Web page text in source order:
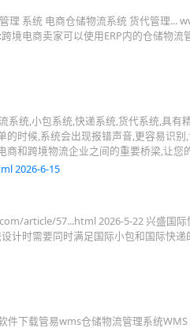
理 系统 电商仓储物流系统 货代管理...
境电商卖家可以使用ERP内的仓储物
系统,小包系统,快递系统,货代系统,具有
的时候,系统会出现报错声音,更容易识
商和跨境物流企业之间的重要桥梁,让您
2026-6-15
article/57...html 2026-5-22 兴盛国
计时需要同时满足国际小包和国际快
下载管易wms仓储物流管理系统